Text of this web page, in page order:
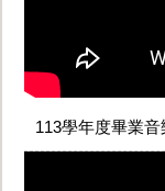
113學年度畢業